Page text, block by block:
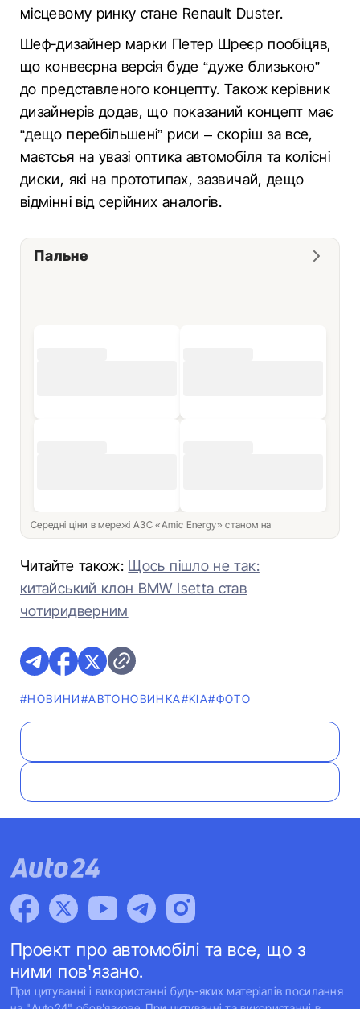
місцевому ринку стане Renault Duster.
Шеф-дизайнер марки Петер Шреєр пообіцяв,
що конвеєрна версія буде “дуже близькою”
до представленого концепту. Також керівник
дизайнерів додав, що показаний концепт має
“дещо перебільшені” риси – скоріш за все,
маєтсья на увазі оптика автомобіля та колісні
диски, які на прототипах, зазвичай, дещо
відмінні від серійних аналогів.
Пальне
Середні ціни в мережі АЗС «Amic Energy» станом на
Читайте також: Щось пішло не так:
китайський клон BMW Isetta став
чотиридверним
#НОВИНИ#АВТОНОВИНКА#KIA#ФОТО
Проект про автомобілі та все, що з
ними пов'язано.
При цитуванні і використанні будь-яких матеріалів посилання